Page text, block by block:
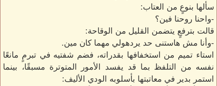
سألها بنوعٍ من العتاب:
-واحنا روحنا فين؟
قالت بترفعٍ يتضمن القليل من الوقاحة:
-وأنا مش هاستنى حد يردهولي مهما كان مين.
استاء تميم من استخفافها بقدراته، فضم شفتيه في تبرمٍ مانعًا
نفسه من التلفظ بما قد يفسد الأمور المتوترة مسبقًا، بينما
استمر بدير في معاتبتها بأسلوبه الودي الأليف: